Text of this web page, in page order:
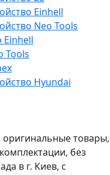
Einhell
Neo Tools
Einhell
Tools
Hyundai
оригинальные товары,
без
в г. Киев, с